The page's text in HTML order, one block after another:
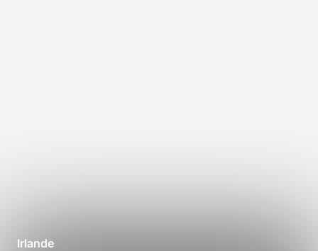
Irlande